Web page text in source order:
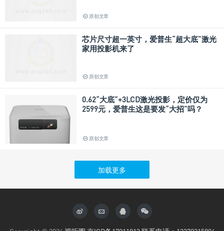
原创文章
芯片尺寸超一英寸，爱普生“超大底”激光
家用投影机来了
原创文章
0.62“大底”+3LCD激光投影，定价仅为
2599元，爱普生这是要发“大招”吗？
原创文章
加载更多